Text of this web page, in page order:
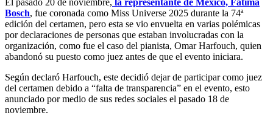
Bosch, fue coronada como Miss Universe 2025 durante la 74ª
edición del certamen, pero esta se vio envuelta en varias polémicas
por declaraciones de personas que estaban involucradas con la
organización, como fue el caso del pianista, Omar Harfouch, quien
abandonó su puesto como juez antes de que el evento iniciara.
Según declaró Harfouch, este decidió dejar de participar como juez
del certamen debido a “falta de transparencia” en el evento, esto
anunciado por medio de sus redes sociales el pasado 18 de
noviembre.